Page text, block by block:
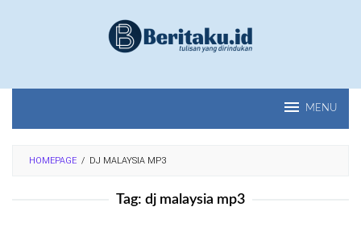
MENU
HOMEPAGE / DJ MALAYSIA MP3
Tag: dj malaysia mp3